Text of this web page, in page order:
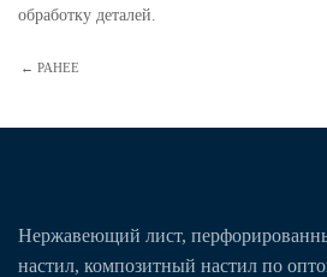
обработку деталей.
← РАНЕЕ
Нержавеющий лист,
настил, композитный настил по